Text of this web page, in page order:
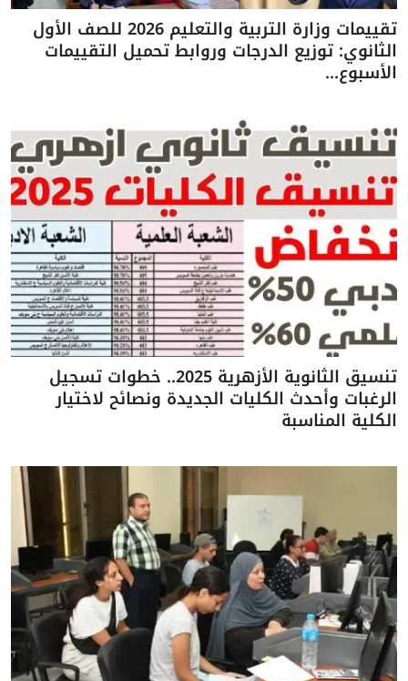
تقييمات وزارة التربية والتعليم 2026 للصف الأول
الثانوي: توزيع الدرجات وروابط تحميل التقييمات
الأسبوع...
تنسيق الثانوية الأزهرية 2025.. خطوات تسجيل
الرغبات وأحدث الكليات الجديدة ونصائح لاختيار
الكلية المناسبة